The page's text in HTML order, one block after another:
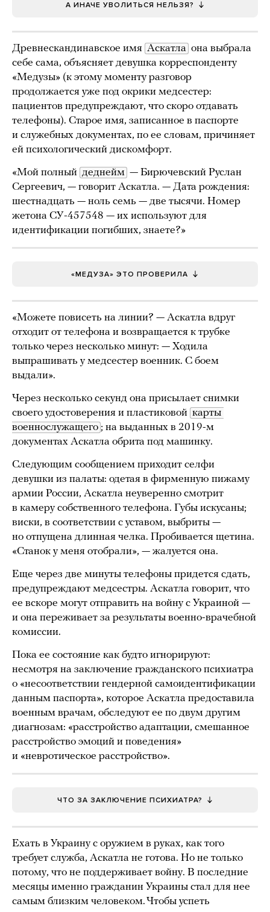
А ИНАЧЕ УВОЛИТЬСЯ НЕЛЬЗЯ?
Древнескандинавское имя Аскатла она выбрала
себе сама, объясняет девушка корреспонденту
«Медузы» (к этому моменту разговор
продолжается уже под окрики медсестер:
пациентов предупреждают, что скоро отдавать
телефоны). Старое имя, записанное в паспорте
и служебных документах, по ее словам, причиняет
ей психологический дискомфорт.
«Мой полный деднейм — Бирючевский Руслан
Сергеевич, — говорит Аскатла. — Дата рождения:
шестнадцать — ноль семь — две тысячи. Номер
жетона СУ-457548 — их используют для
идентификации погибших, знаете?»
«МЕДУЗА» ЭТО ПРОВЕРИЛА
«Можете повисеть на линии? — Аскатла вдруг
отходит от телефона и возвращается к трубке
только через несколько минут: — Ходила
выпрашивать у медсестер военник. С боем
выдали».
Через несколько секунд она присылает снимки
своего удостоверения и пластиковой карты
военнослужащего ; на выданных в 2019-м
документах Аскатла обрита под машинку.
Следующим сообщением приходит селфи
девушки из палаты: одетая в фирменную пижаму
армии России, Аскатла неуверенно смотрит
в камеру собственного телефона. Губы искусаны;
виски, в соответствии с уставом, выбриты —
но отпущена длинная челка. Пробивается щетина.
«Станок у меня отобрали», — жалуется она.
Еще через две минуты телефоны придется сдать,
предупреждают медсестры. Аскатла говорит, что
ее вскоре могут отправить на войну с Украиной —
и она переживает за результаты военно-врачебной
комиссии.
Пока ее состояние как будто игнорируют:
несмотря на заключение гражданского психиатра
о «несоответствии гендерной самоидентификации
данным паспорта», которое Аскатла предоставила
военным врачам, обследуют ее по двум другим
диагнозам: «расстройство адаптации, смешанное
расстройство эмоций и поведения»
и «невротическое расстройство».
ЧТО ЗА ЗАКЛЮЧЕНИЕ ПСИХИАТРА?
Ехать в Украину с оружием в руках, как того
требует служба, Аскатла не готова. Но не только
потому, что не поддерживает войну. В последние
месяцы именно гражданин Украины стал для нее
самым близким человеком. Чтобы успеть